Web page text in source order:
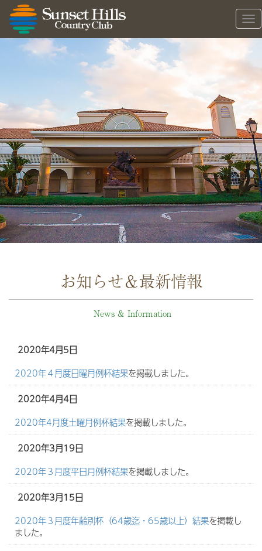
メ
ニ
ー
お知らせ＆最新情報
News & Information
2020年4月5日
2020年４月度日曜月例杯結果を掲載しました。
2020年4月4日
2020年4月度土曜月例杯結果を掲載しました。
2020年3月19日
2020年３月度平日月例杯結果を掲載しました。
2020年3月15日
2020年３月度年齢別杯（64歳迄・65歳以上）結果を掲載し
ました。